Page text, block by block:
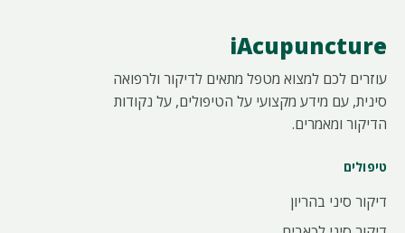
iAcupuncture
עוזרים לכם למצוא מטפל מתאים לדיקור ולרפואה
סינית, עם מידע מקצועי על הטיפולים, על נקודות
הדיקור ומאמרים.
טיפולים
דיקור סיני בהריון